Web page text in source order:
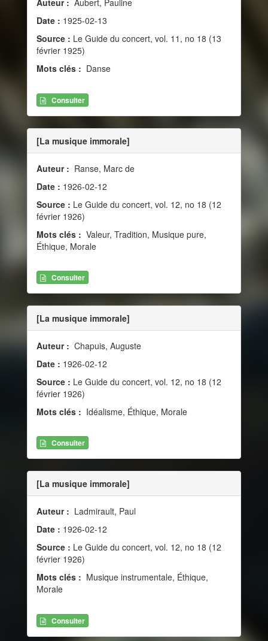
Auteur : Aubert, Pauline
Date : 1925-02-13
Source : Le Guide du concert, vol. 11, no 18 (13
février 1925)
Mots clés : Danse
Consulter
[La musique immorale]
Auteur : Ranse, Marc de
Date : 1926-02-12
Source : Le Guide du concert, vol. 12, no 18 (12
février 1926)
Mots clés : Valeur, Tradition, Musique pure,
Éthique, Morale
Consulter
[La musique immorale]
Auteur : Chapuis, Auguste
Date : 1926-02-12
Source : Le Guide du concert, vol. 12, no 18 (12
février 1926)
Mots clés : Idéalisme, Éthique, Morale
Consulter
[La musique immorale]
Auteur : Ladmirault, Paul
Date : 1926-02-12
Source : Le Guide du concert, vol. 12, no 18 (12
février 1926)
Mots clés : Musique instrumentale, Éthique,
Morale
Consulter